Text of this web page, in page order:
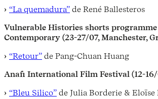
“La quemadura” de René Ballesteros
Vulnerable Histories shorts programme
Contemporary (23-27/07, Manchester,
“Retour” de Pang-Chuan Huang
Anafi International Film Festival (12-16/
“Bleu Silico” de Julia Borderie & Eloïse